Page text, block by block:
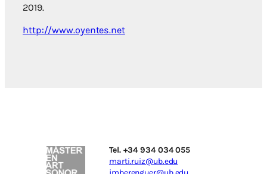
2019.
http://www.oyentes.net
Tel. +34 934 034 055
marti.ruiz@ub.edu